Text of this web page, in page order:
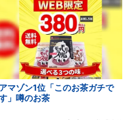
アマゾン1位「このお茶ガチで
」噂のお茶